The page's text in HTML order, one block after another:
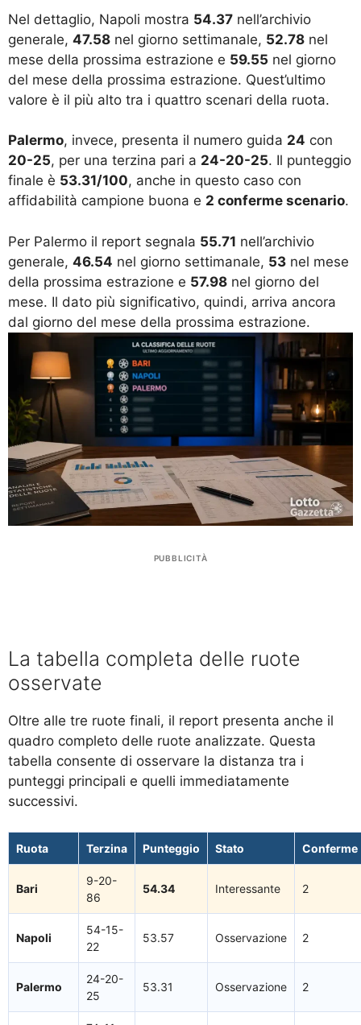
Nel dettaglio, Napoli mostra 54.37 nell’archivio
generale, 47.58 nel giorno settimanale, 52.78 nel
mese della prossima estrazione e 59.55 nel giorno
del mese della prossima estrazione. Quest’ultimo
valore è il più alto tra i quattro scenari della ruota.
Palermo, invece, presenta il numero guida 24 con
20-25, per una terzina pari a 24-20-25. Il punteggio
finale è 53.31/100, anche in questo caso con
affidabilità campione buona e 2 conferme scenario.
Per Palermo il report segnala 55.71 nell’archivio
generale, 46.54 nel giorno settimanale, 53 nel mese
della prossima estrazione e 57.98 nel giorno del
mese. Il dato più significativo, quindi, arriva ancora
dal giorno del mese della prossima estrazione.
PUBBLICITÀ
La tabella completa delle ruote
osservate
Oltre alle tre ruote finali, il report presenta anche il
quadro completo delle ruote analizzate. Questa
tabella consente di osservare la distanza tra i
punteggi principali e quelli immediatamente
successivi.
Ruota Terzina Punteggio Stato Conferme
Bari
9-20-
86
54.34 Interessante 2
Napoli
54-15-
22
53.57 Osservazione 2
Palermo
24-20-
25
53.31 Osservazione 2